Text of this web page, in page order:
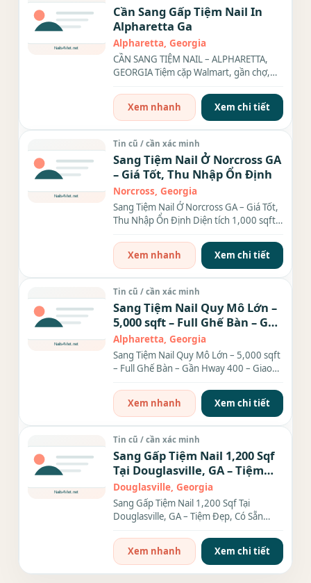
Cần Sang Gấp Tiệm Nail In
Alpharetta Ga
Alpharetta, Georgia
CẦN SANG TIỆM NAIL – ALPHARETTA,
GEORGIA Tiệm cặp Walmart, gần chợ,
Xem nhanh
Xem chi tiết
Tin cũ / cần xác minh
Sang Tiệm Nail Ở Norcross GA
– Giá Tốt, Thu Nhập Ổn Định
Norcross, Georgia
Sang Tiệm Nail Ở Norcross GA – Giá Tốt,
Thu Nhập Ổn Định Diện tích 1,000 sqft,
Xem nhanh
Xem chi tiết
Tin cũ / cần xác minh
Sang Tiệm Nail Quy Mô Lớn –
5,000 sqft – Full Ghế Bàn – Gần
Hway 400 – Giao Thông Siêu
Tiện
Alpharetta, Georgia
Sang Tiệm Nail Quy Mô Lớn – 5,000 sqft
– Full Ghế Bàn – Gần Hway 400 – Giao
Xem nhanh
Xem chi tiết
Tin cũ / cần xác minh
Sang Gấp Tiệm Nail 1,200 Sqf
Tại Douglasville, GA – Tiệm
Đẹp, Có Sẵn Thợ, Khách Đông
Douglasville, Georgia
Sang Gấp Tiệm Nail 1,200 Sqf Tại
Douglasville, GA – Tiệm Đẹp, Có Sẵn
Xem nhanh
Xem chi tiết